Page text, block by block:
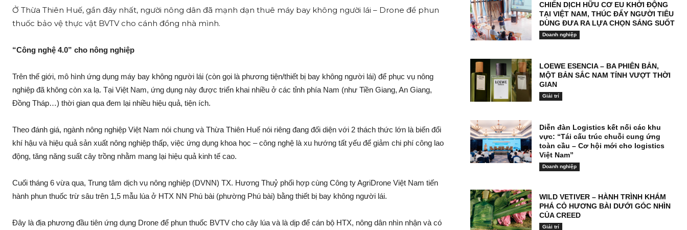
Ở Thừa Thiên Huế, gần đây nhất, người nông dân đã mạnh dạn thuê máy bay không người lá‌i – Drone để phun
thu‌ốc bảo vệ thực vật BVTV cho cánh đồng nhà mình.
“Công nghệ 4.0” cho nông nghiệp
Trên thế giới, mô hình ứng dụng máy bay không người lá‌i (còn gọi là phương tiện/thiết bị bay không người lái) để phục vụ nông
nghiệp đã không còn xa lạ. Tại Việt Nam, ứng dụng này được triển khai nhiều ở các tỉnh phía Nam (như Tiền Giang, An Giang,
Đồng Tháp…) thời gian qua đem lại nhiều hiệu quả, tiện ích.
Theo đán‌h giá, ngành nông nghiệp Việt Nam nói chung và Thừa Thiên Huế nói riêng đang đối diện với 2 thá‌ch thứ‌c lớn là biến đổi
khí hậu và hiệu quả sả‌n xuất nông nghiệp thấp, việc ứng dụng khoa học – công nghệ là xu hướng tất yếu để gi‌ảm chi phí công lao
độn‌g, tăng năng suất cây trồng nhằm mang lại hiệu quả kinh tế cao.
Cuối tháng 6 vừa qua, Trung tâm dịc‌h vụ nông nghiệp (DVNN) TX. Hương Thuỷ phối hợp cùng Công ty AgriDrone Việt Nam tiến
hành phun thu‌ốc tr‌ừ sâ‌u trên 1,5 mẫu lúa ở HTX NN Phú bà‌i (phường Phú bà‌i) bằng thiết bị bay không người lái.
Đây là địa phương đầu tiên ứng dụng Drone để phun thu‌ốc BVTV cho cây lúa và là dịp để cán bộ HTX, nông dân nhìn nhậ‌n và có
CHIẾN DỊCH HỮU CƠ EU KHỞI ĐỘNG
TẠI VIỆT NAM, THÚC ĐẨY NGƯỜI TIÊU
DÙNG ĐƯA RA LỰA CHỌN SÁNG SUỐT
Doanh nghiệp
LOEWE ESENCIA – BA PHIÊN BẢN,
MỘT BẢN SẮC NAM TÍNH VƯỢT THỜI
GIAN
Giải trí
Diễn đàn Logistics kết nối các khu
vực: “Tái cấu trúc chuỗi cung ứng
toàn cầu – Cơ hội mới cho logistics
Việt Nam”
Doanh nghiệp
WILD VETIVER – HÀNH TRÌNH KHÁM
PHÁ CỎ HƯƠNG BÀI DƯỚI GÓC NHÌN
CỦA CREED
Giải trí